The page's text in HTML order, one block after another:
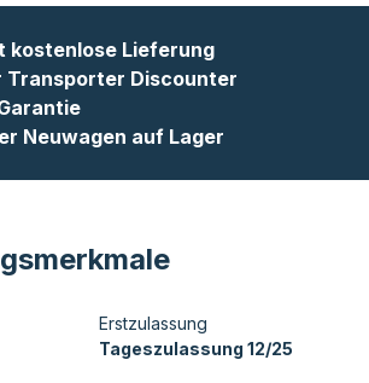
kostenlose Lieferung
Transporter Discounter
Neuwagen auf Lager
Erstzulassung
Tageszulassung 12/25